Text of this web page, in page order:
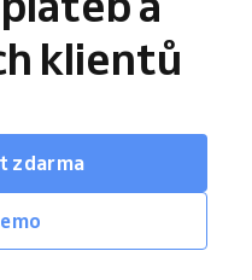
klientů
zdarma